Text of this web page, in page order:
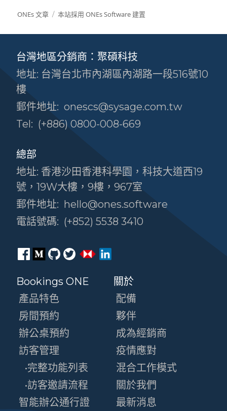
ONEs 文章 本站採用 ONEs Software 建置
台灣地區分銷商：聚碩科技
地址: 台灣台北市內湖區內湖路一段516號10
樓
郵件地址: onescs@sysage.com.tw
Tel: (+886) 0800-008-669
總部
地址: 香港沙田香港科學園，科技大道西19
號，19W大樓，9樓，967室
郵件地址: hello@ones.software
電話號碼: (+852) 5538 3410
Bookings ONE
產品特色
房間預約
辦公桌預約
訪客管理
•完整功能列表
•訪客邀請流程
智能辦公通行證
關於
配備
夥伴
成為經銷商
疫情應對
混合工作模式
關於我們
最新消息